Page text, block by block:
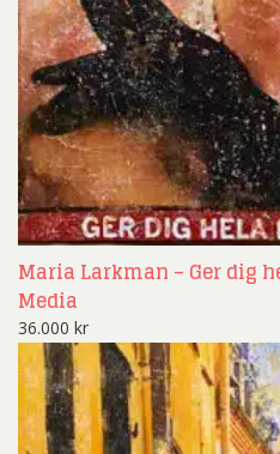
Maria Larkman – Ger dig
Media
36.000 kr